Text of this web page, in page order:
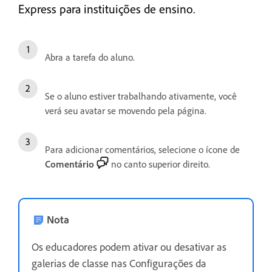
Express para instituições de ensino.
Abra a tarefa do aluno.
Se o aluno estiver trabalhando ativamente, você
verá seu avatar se movendo pela página.
Para adicionar comentários, selecione o ícone de
Comentário
no canto superior direito.
Nota
Os educadores podem ativar ou desativar as
galerias de classe nas Configurações da